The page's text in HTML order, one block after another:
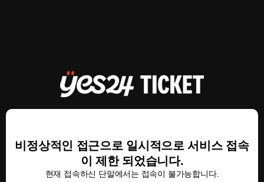
비정상적인 접근으로 일시적으로 서비스 접속
이 제한 되었습니다.
현재 접속하신 단말에서는 접속이 불가능합니다.